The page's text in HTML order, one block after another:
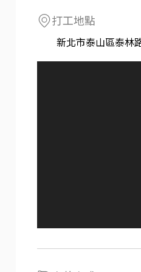
打工地點
新北市泰山區泰林